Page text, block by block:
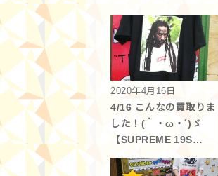
2020年4月16日
4/16 こんなの買取りま
した！(｀・ω・´)ゞ
【SUPREME 19S…